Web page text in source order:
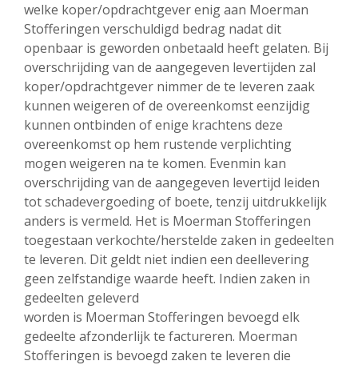
welke koper/opdrachtgever enig aan Moerman
Stofferingen verschuldigd bedrag nadat dit
openbaar is geworden onbetaald heeft gelaten. Bij
overschrijding van de aangegeven levertijden zal
koper/opdrachtgever nimmer de te leveren zaak
kunnen weigeren of de overeenkomst eenzijdig
kunnen ontbinden of enige krachtens deze
overeenkomst op hem rustende verplichting
mogen weigeren na te komen. Evenmin kan
overschrijding van de aangegeven levertijd leiden
tot schadevergoeding of boete, tenzij uitdrukkelijk
anders is vermeld. Het is Moerman Stofferingen
toegestaan verkochte/herstelde zaken in gedeelten
te leveren. Dit geldt niet indien een deellevering
geen zelfstandige waarde heeft. Indien zaken in
gedeelten geleverd
worden is Moerman Stofferingen bevoegd elk
gedeelte afzonderlijk te factureren. Moerman
Stofferingen is bevoegd zaken te leveren die